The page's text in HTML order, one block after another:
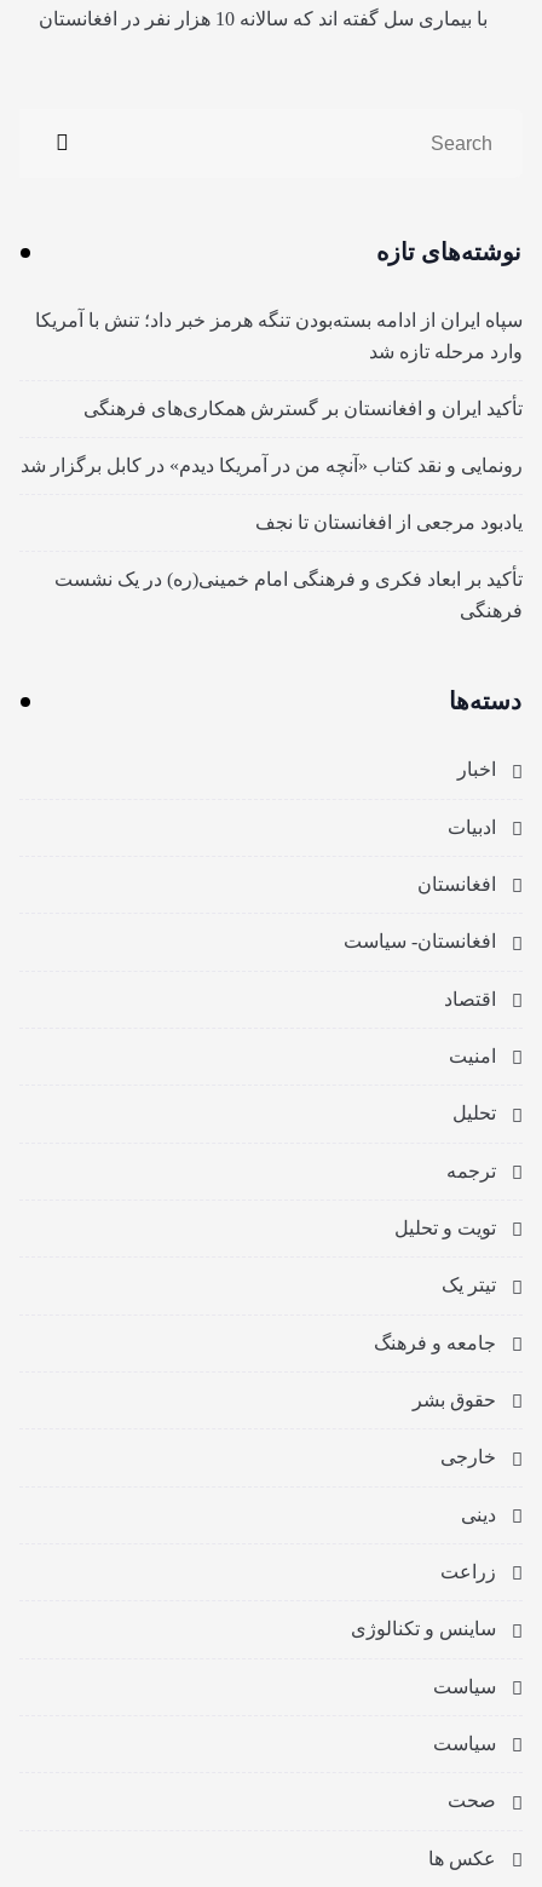
با بیماری سل گفته اند که سالانه 10 هزار نفر در افغانستان
نوشته‌های تازه
سپاه ایران از ادامه بسته‌بودن تنگه هرمز خبر داد؛ تنش با آمریکا
وارد مرحله تازه شد
تأکید ایران و افغانستان بر گسترش همکاری‌های فرهنگی
رونمایی و نقد کتاب «آنچه من در آمریکا دیدم» در کابل برگزار شد
یادبود مرجعی از افغانستان تا نجف
تأکید بر ابعاد فکری و فرهنگی امام خمینی(ره) در یک نشست
فرهنگی
دسته‌ها
اخبار
ادبیات
افغانستان
افغانستان- سیاست
اقتصاد
امنیت
تحلیل
ترجمه
تویت و تحلیل
تیتر یک
جامعه و فرهنگ
حقوق بشر
خارجی
دینی
زراعت
ساینس و تکنالوژی
سیاست
سیاست
صحت
عکس ها